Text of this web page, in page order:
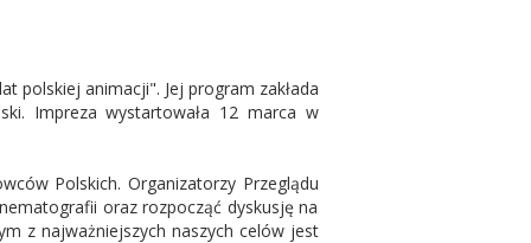
polskiej animacji". Jej program zakłada
Impreza wystartowała 12 marca w
Polskich. Organizatorzy Przeglądu
oraz rozpocząć dyskusję na
z najważniejszych naszych celów jest